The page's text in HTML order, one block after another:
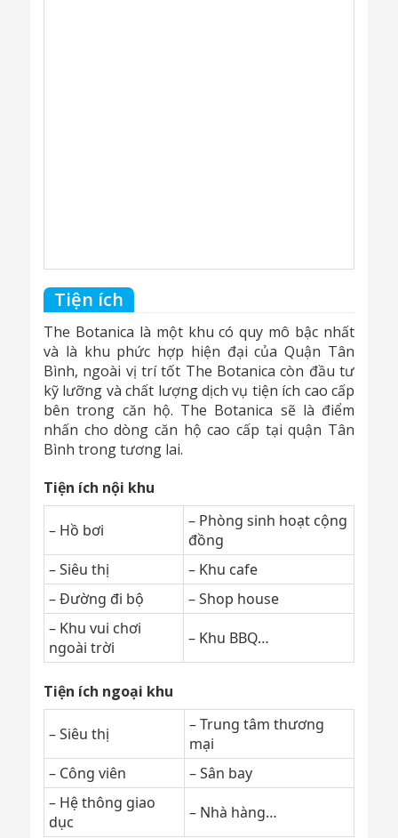
Tiện ích
The Botanica là một khu có quy mô bậc nhất
và là khu phức hợp hiện đại của Quận Tân
Bình, ngoài vị trí tốt The Botanica còn đầu tư
kỹ lưỡng và chất lượng dịch vụ tiện ích cao cấp
bên trong căn hộ. The Botanica sẽ là điểm
nhấn cho dòng căn hộ cao cấp tại quận Tân
Bình trong tương lai.
Tiện ích nội khu
– Hồ bơi
– Phòng sinh hoạt cộng
đồng
– Siêu thị
– Khu cafe
– Đường đi bộ
– Shop house
– Khu vui chơi
ngoài trời
– Khu BBQ…
Tiện ích ngoại khu
– Siêu thị
– Trung tâm thương
mại
– Công viên
– Sân bay
– Hệ thông giao
dục
– Nhà hàng…